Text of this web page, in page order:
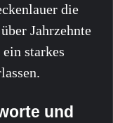
die
Jahrzehnte
starkes
und